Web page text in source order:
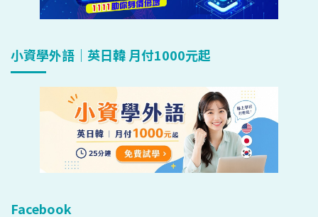
小資學外語｜英日韓 月付1000元起
Facebook